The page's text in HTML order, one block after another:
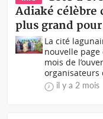
Adiaké célèbre
plus grand
La cité
nouvelle
mois de
organisateurs
il y a 2 mois